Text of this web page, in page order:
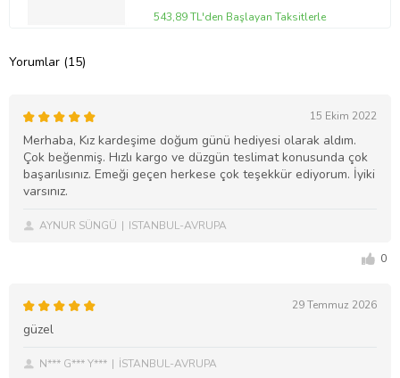
543,89 TL'den Başlayan Taksitlerle
Yorumlar (15)
15 Ekim 2022
Merhaba, Kız kardeşime doğum günü hediyesi olarak aldım.
Çok beğenmiş. Hızlı kargo ve düzgün teslimat konusunda çok
başarılısınız. Emeği geçen herkese çok teşekkür ediyorum. İyiki
varsınız.
AYNUR SÜNGÜ ISTANBUL-AVRUPA
0
29 Temmuz 2026
güzel
N*** G*** Y*** İSTANBUL-AVRUPA